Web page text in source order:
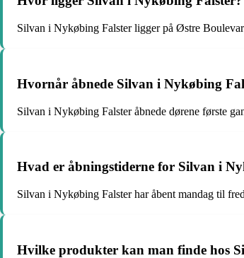
Silvan i Nykøbing Falster ligger på Østre
Hvornår åbnede Silvan i Nykøbing
Silvan i Nykøbing Falster åbnede dørene første
Hvad er åbningstiderne for Silvan i
Silvan i Nykøbing Falster har åbent mandag til
Hvilke produkter kan man finde hos